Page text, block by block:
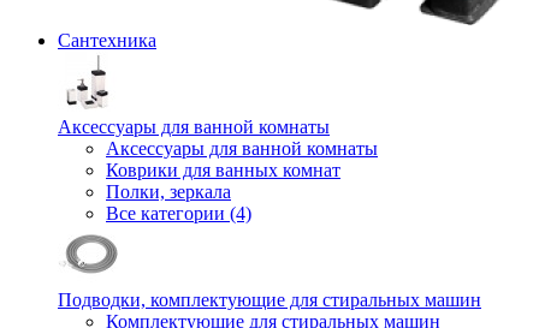
Сантехника
Аксессуары для ванной комнаты
Аксессуары для ванной комнаты
Коврики для ванных комнат
Полки, зеркала
Все категории (4)
Подводки, комплектующие для стиральных машин
Комплектующие для стиральных машин